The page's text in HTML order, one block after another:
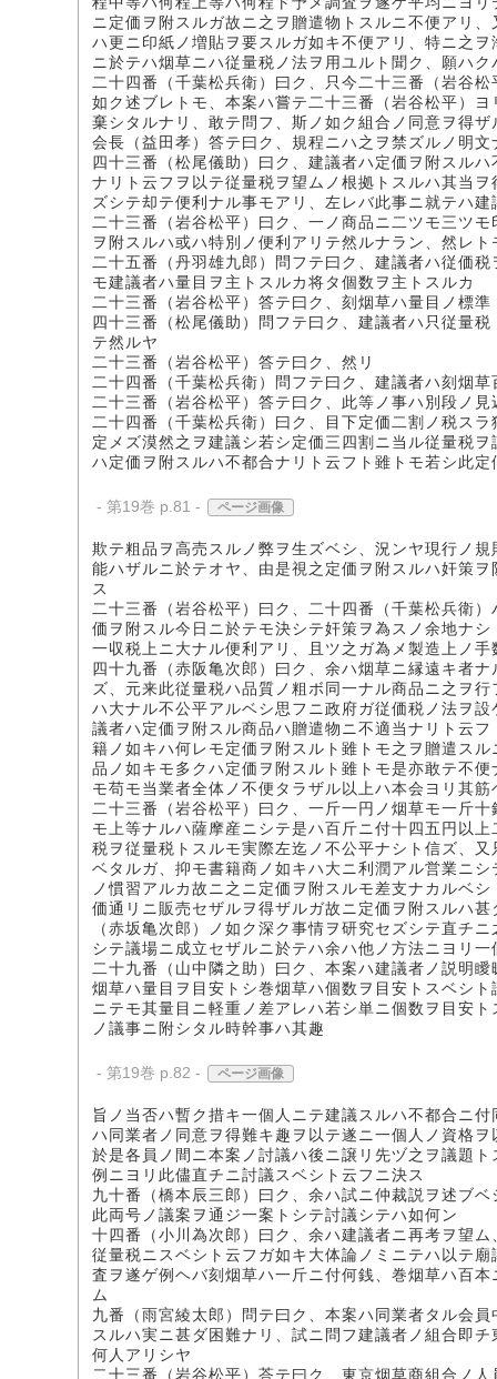
ニ定価ヲ附スルガ故ニ之ヲ贈遣物トスルニ不便アリ
ハ更ニ印紙ノ増貼ヲ要スルガ如キ不便アリ、特ニ之
ニ於テハ烟草ニハ従量税ノ法ヲ用ユルト聞ク、願ハ
二十四番（千葉松兵衛）曰ク、只今二十三番（岩谷
如ク述ブレトモ、本案ハ嘗テ二十三番（岩谷松平）
棄シタルナリ、敢テ問フ、斯ノ如ク組合ノ同意ヲ得
会長（益田孝）答テ曰ク、規程ニハ之ヲ禁ズルノ明
四十三番（松尾儀助）曰ク、建議者ハ定価ヲ附スル
ナリト云フヲ以テ従量税ヲ望ムノ根拠トスルハ其当
ズシテ却テ便利ナル事モアリ、左レバ此事ニ就テハ
二十三番（岩谷松平）曰ク、一ノ商品ニ二ツモ三ツ
ヲ附スルハ或ハ特別ノ便利アリテ然ルナラン、然レ
二十五番（丹羽雄九郎）問フテ曰ク、建議者ハ従価
モ建議者ハ量目ヲ主トスルカ将タ個数ヲ主トスルカ
二十三番（岩谷松平）答テ曰ク、刻烟草ハ量目ノ標
四十三番（松尾儀助）問フテ曰ク、建議者ハ只従量
テ然ルヤ
二十三番（岩谷松平）答テ曰ク、然リ
二十四番（千葉松兵衛）問フテ曰ク、建議者ハ刻烟
二十三番（岩谷松平）答テ曰ク、此等ノ事ハ別段ノ
二十四番（千葉松兵衛）曰ク、目下定価二割ノ税ス
定メズ漠然之ヲ建議シ若シ定価三四割ニ当ル従量税
ハ定価ヲ附スルハ不都合ナリト云フト雖トモ若シ此
- 第19巻 p.81 - ページ画像
欺テ粗品ヲ高売スルノ弊ヲ生ズベシ、況ンヤ現行ノ
能ハザルニ於テオヤ、由是視之定価ヲ附スルハ奸策
ス
二十三番（岩谷松平）曰ク、二十四番（千葉松兵衛
価ヲ附スル今日ニ於テモ決シテ奸策ヲ為スノ余地ナ
一収税上ニ大ナル便利アリ、且ツ之ガ為メ製造上ノ
四十九番（赤阪亀次郎）曰ク、余ハ烟草ニ縁遠キ者
ズ、元来此従量税ハ品質ノ粗ボ同一ナル商品ニ之ヲ
ハ大ナル不公平アルベシ思フニ政府ガ従価税ノ法ヲ
議者ハ定価ヲ附スル商品ハ贈遣物ニ不適当ナリト云
籍ノ如キハ何レモ定価ヲ附スルト雖トモ之ヲ贈遣ス
品ノ如キモ多クハ定価ヲ附スルト雖トモ是亦敢テ不
モ苟モ当業者全体ノ不便タラザル以上ハ本会ヨリ其
二十三番（岩谷松平）曰ク、一斤一円ノ烟草モ一斤
モ上等ナルハ薩摩産ニシテ是ハ百斤ニ付十四五円以
税ヲ従量税トスルモ実際左迄ノ不公平ナシト信ズ、
ベタルガ、抑モ書籍商ノ如キハ大ニ利潤アル営業ニ
ノ慣習アルカ故ニ之ニ定価ヲ附スルモ差支ナカルベ
価通リニ販売セザルヲ得ザルガ故ニ定価ヲ附スルハ
（赤坂亀次郎）ノ如ク深ク事情ヲ研究セズシテ直チ
シテ議場ニ成立セザルニ於テハ余ハ他ノ方法ニヨリ
二十九番（山中隣之助）曰ク、本案ハ建議者ノ説明
烟草ハ量目ヲ目安トシ巻烟草ハ個数ヲ目安トスベシ
ニテモ其量目ニ軽重ノ差アレハ若シ単ニ個数ヲ目安
ノ議事ニ附シタル時幹事ハ其趣
- 第19巻 p.82 - ページ画像
旨ノ当否ハ暫ク措キ一個人ニテ建議スルハ不都合ニ
ハ同業者ノ同意ヲ得難キ趣ヲ以テ遂ニ一個人ノ資格
於是各員ノ間ニ本案ノ討議ハ後ニ譲リ先ヅ之ヲ議題
例ニヨリ此儘直チニ討議スベシト云フニ決ス
九十番（橋本辰三郎）曰ク、余ハ試ニ仲裁説ヲ述ブ
此両号ノ議案ヲ通ジ一案トシテ討議シテハ如何ン
十四番（小川為次郎）曰ク、余ハ建議者ニ再考ヲ望
従量税ニスベシト云フガ如キ大体論ノミニテハ以テ
査ヲ遂ゲ例ヘバ刻烟草ハ一斤ニ付何銭、巻烟草ハ百
ム
九番（雨宮綾太郎）問テ曰ク、本案ハ同業者タル会
スルハ実ニ甚ダ困難ナリ、試ニ問フ建議者ノ組合即
何人アリシヤ
二十三番（岩谷松平）荅テ曰ク、東京烟草商組合ノ